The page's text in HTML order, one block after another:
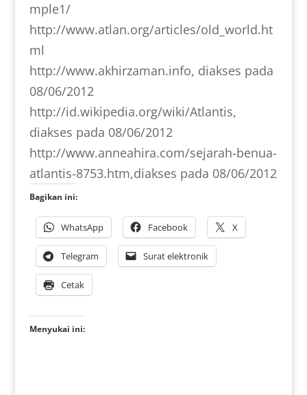
mple1/
http://www.atlan.org/articles/old_world.ht
ml
http://www.akhirzaman.info, diakses pada
08/06/2012
http://id.wikipedia.org/wiki/Atlantis,
diakses pada 08/06/2012
http://www.anneahira.com/sejarah-benua-
atlantis-8753.htm,diakses pada 08/06/2012
Bagikan ini:
WhatsApp Facebook X
Telegram Surat elektronik
Cetak
Menyukai ini: